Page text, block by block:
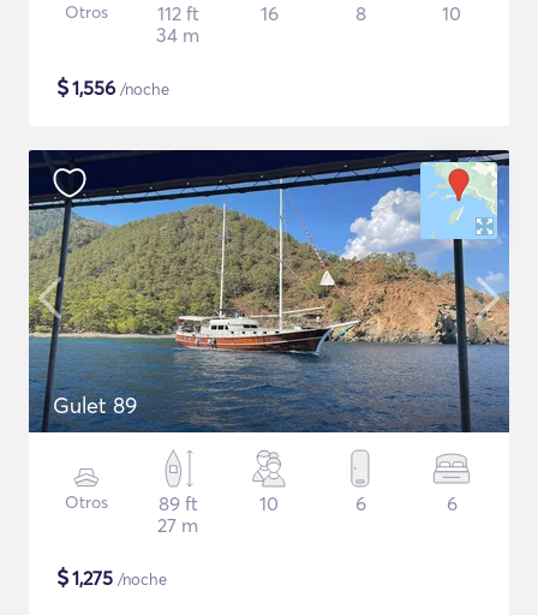
Otros
112 ft
34 m
16 8 10
$1,556 /noche
Gulet 89
Otros
89 ft
27 m
10 6 6
$1,275 /noche